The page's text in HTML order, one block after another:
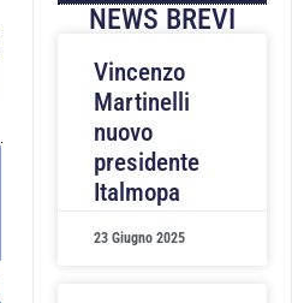
NEWS BREVI
Vincenzo
Martinelli
nuovo
presidente
Italmopa
23 Giugno 2025